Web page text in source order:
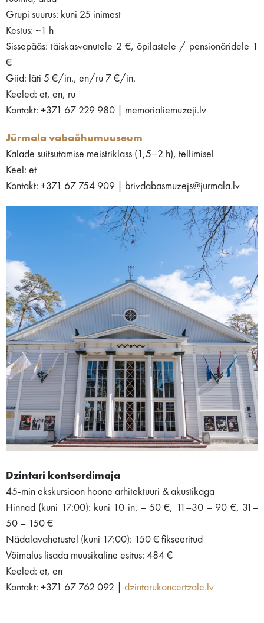
Grupi suurus: kuni 25 inimest
Kestus: ~1 h
Sissepääs: täiskasvanutele 2 €, õpilastele / pensionäridele 1
€
Giid: läti 5 €/in., en/ru 7 €/in.
Keeled: et, en, ru
Kontakt: +371 67 229 980 | memorialiemuzeji.lv
Jūrmala vabaõhumuuseum
Kalade suitsutamise meistriklass (1,5–2 h), tellimisel
Keel: et
Kontakt: +371 67 754 909 | brivdabasmuzejs@jurmala.lv
Dzintari kontserdimaja
45-min ekskursioon hoone arhitektuuri & akustikaga
Hinnad (kuni 17:00): kuni 10 in. – 50 €, 11–30 – 90 €, 31–
50 – 150 €
Nädalavahetustel (kuni 17:00): 150 € fikseeritud
Võimalus lisada muusikaline esitus: 484 €
Keeled: et, en
Kontakt: +371 67 762 092 | dzintarukoncertzale.lv